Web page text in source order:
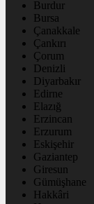
Burdur
Bursa
Çanakkale
Çankırı
Çorum
Denizli
Diyarbakır
Edirne
Elazığ
Erzincan
Erzurum
Eskişehir
Gaziantep
Giresun
Gümüşhane
Hakkâri